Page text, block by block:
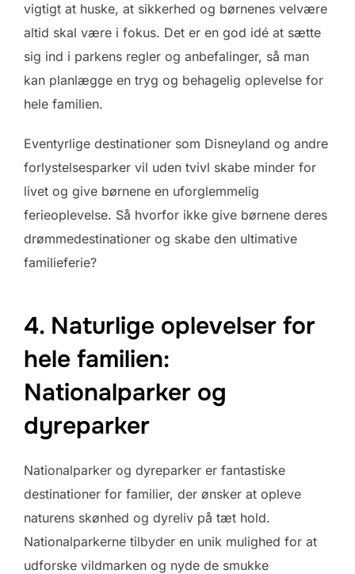
vigtigt at huske, at sikkerhed og børnenes velvære
altid skal være i fokus. Det er en god idé at sætte
sig ind i parkens regler og anbefalinger, så man
kan planlægge en tryg og behagelig oplevelse for
hele familien.
Eventyrlige destinationer som Disneyland og andre
forlystelsesparker vil uden tvivl skabe minder for
livet og give børnene en uforglemmelig
ferieoplevelse. Så hvorfor ikke give børnene deres
drømmedestinationer og skabe den ultimative
familieferie?
4. Naturlige oplevelser for
hele familien:
Nationalparker og
dyreparker
Nationalparker og dyreparker er fantastiske
destinationer for familier, der ønsker at opleve
naturens skønhed og dyreliv på tæt hold.
Nationalparkerne tilbyder en unik mulighed for at
udforske vildmarken og nyde de smukke